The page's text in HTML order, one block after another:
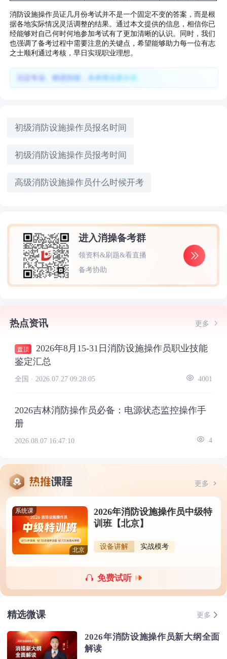
消防设施操作员证几月份考试并不是一个固定不变的答案，而是根
据各地实际情况灵活调整的结果。通过本文提供的信息，相信你已
经能够对自己何时何地参加考试有了更加清晰的认识。同时，我们
也强调了备考过程中需要注意的关键点，希望能够助力每一位有志
之士顺利通过考核，早日实现职业理想。
沉淀专业、精进技能，未来择业更从容。
初级消防设施操作员报名时间
初级消防设施操作员报考时间
高级消防设施操作员什么时候开考
进入消操备考群
领资料&刷题&看直播
备考协助
热点资讯 更多
2026年8月15-31日消防设施操作员职业技能
鉴定汇总
全国 · 2026.07.27 09:28:05 4001
2026吉林消防操作员必备：电源状态监控操作手
册
2026.08.07 16:47:10 4
更多
系统课
北京
2026年消防设施操作员中级特
训班【北京】
设备讲解 实战模考
免费试听
精选微课 更多
2026年消防设施操作员新大纲全面
解读